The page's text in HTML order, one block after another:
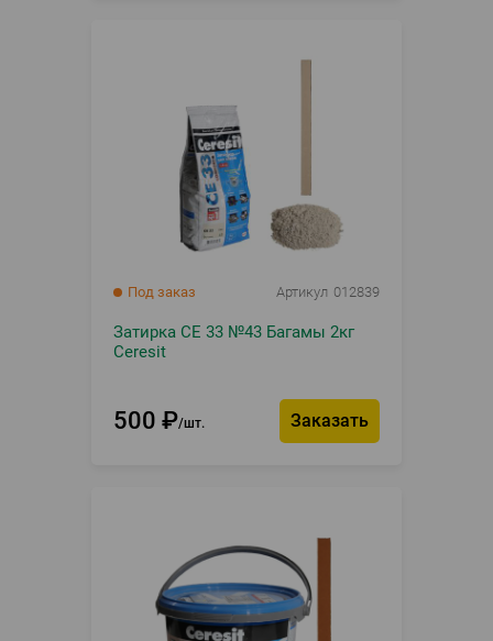
Под заказ Артикул 012839
Затирка CE 33 №43 Багамы 2кг
Ceresit
500 ₽ шт. Заказать